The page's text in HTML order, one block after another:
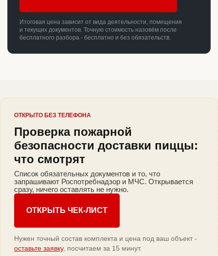
Итоговая цена зависит от вида деятельности, помещения
и текущих документов. Точную стоимость назовём после
бесплатного разбора - бесплатно и без обязательств.
ОТКРЫТО БЕЗ ТЕЛЕФОНА
Проверка пожарной
безопасности доставки пиццы:
что смотрят
Список обязательных документов и то, что
запрашивают Роспотребнадзор и МЧС. Открывается
сразу, ничего оставлять не нужно.
ОТКРЫТЬ ЧЕК-ЛИСТ
Нужен точный состав комплекта и цена под ваш объект -
оставьте заявку, посчитаем за 15 минут.